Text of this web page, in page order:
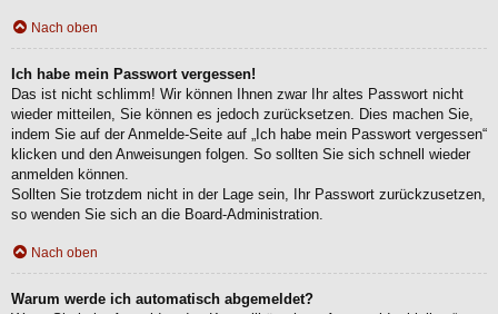
Nach oben
Ich habe mein Passwort vergessen!
Das ist nicht schlimm! Wir können Ihnen zwar Ihr altes Passwort nicht
wieder mitteilen, Sie können es jedoch zurücksetzen. Dies machen Sie,
indem Sie auf der Anmelde-Seite auf „Ich habe mein Passwort vergessen“
klicken und den Anweisungen folgen. So sollten Sie sich schnell wieder
anmelden können.
Sollten Sie trotzdem nicht in der Lage sein, Ihr Passwort zurückzusetzen,
so wenden Sie sich an die Board-Administration.
Nach oben
Warum werde ich automatisch abgemeldet?